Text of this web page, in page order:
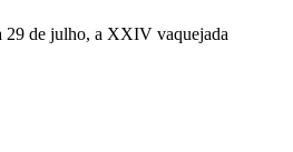
29 de julho, a XXIV vaquejada